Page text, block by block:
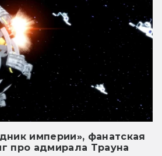
империи», фанатская
про адмирала Трауна